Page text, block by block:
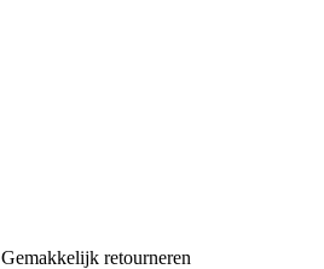
Gemakkelijk retourneren